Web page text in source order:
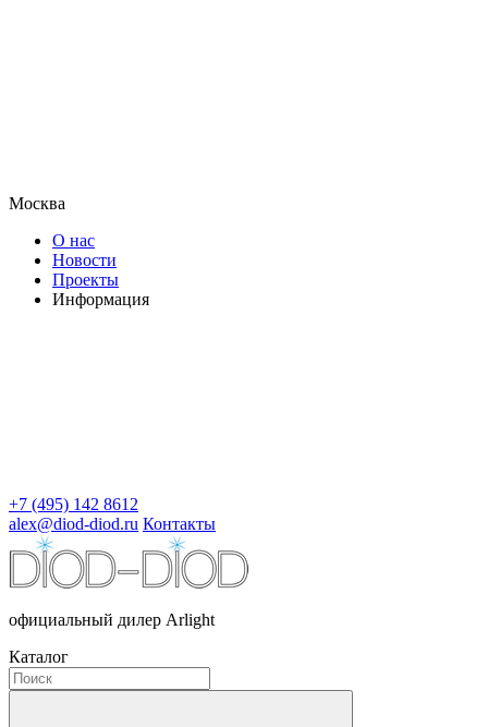
Москва
О нас
Новости
Проекты
Информация
+7 (495) 142 8612
alex@diod-diod.ru Контакты
официальный дилер Arlight
Каталог